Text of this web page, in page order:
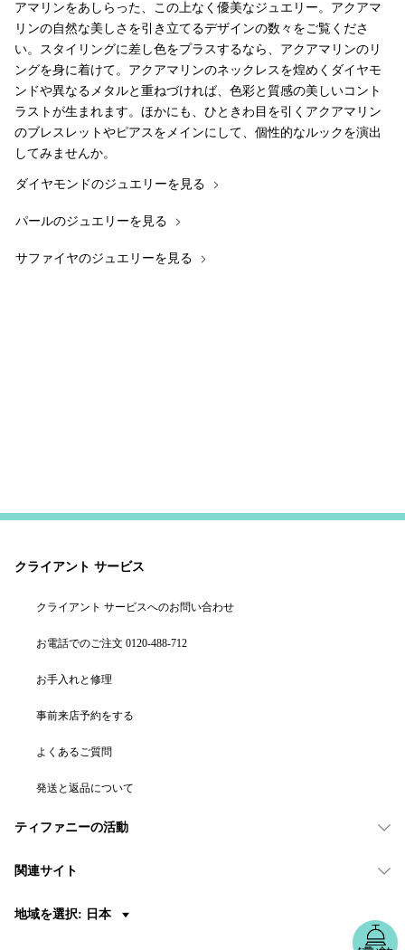
アマリンをあしらった、この上なく優美なジュエリー。アクアマ
リンの自然な美しさを引き立てるデザインの数々をご覧くださ
い。スタイリングに差し色をプラスするなら、アクアマリンのリ
ングを身に着けて。アクアマリンのネックレスを煌めくダイヤモ
ンドや異なるメタルと重ねづければ、色彩と質感の美しいコント
ラストが生まれます。ほかにも、ひときわ目を引くアクアマリン
のブレスレットやピアスをメインにして、個性的なルックを演出
してみませんか。
ダイヤモンドのジュエリーを見る
パールのジュエリーを見る
サファイヤのジュエリーを見る
クライアント サービス
クライアント サービスへのお問い合わせ
お電話でのご注文 0120-488-712
お手入れと修理
事前来店予約をする
よくあるご質問
発送と返品について
ティファニーの活動
関連サイト
地域を選択: 日本